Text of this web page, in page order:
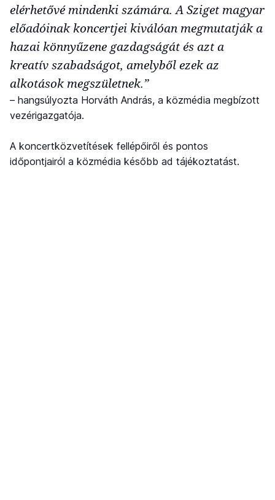
elérhetővé mindenki számára. A Sziget magyar
előadóinak koncertjei kiválóan megmutatják a
hazai könnyűzene gazdagságát és azt a
kreatív szabadságot, amelyből ezek az
alkotások megszületnek.”
– hangsúlyozta Horváth András, a közmédia megbízott
vezérigazgatója.
A koncertközvetítések fellépőiről és pontos
időpontjairól a közmédia később ad tájékoztatást.